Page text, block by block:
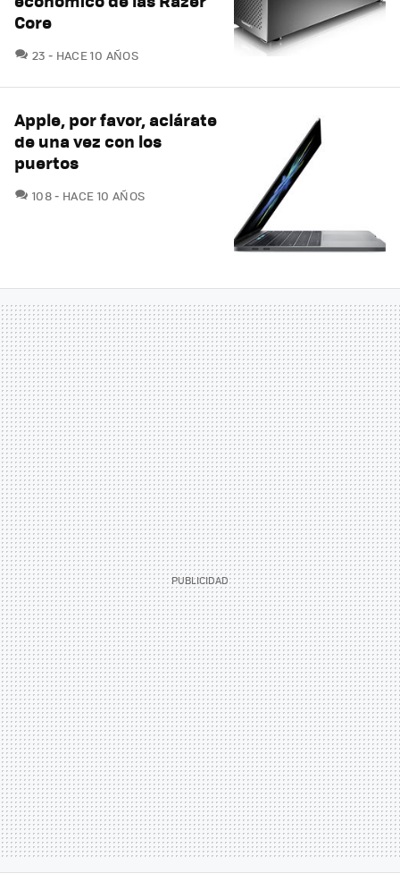
Core
23 COMENTARIOS
HACE 10 AÑOS
Apple, por favor, aclárate
de una vez con los
puertos
108COMENTARIOS
HACE 10 AÑOS